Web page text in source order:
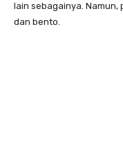
lain sebagainya. Namun,
dan bento.